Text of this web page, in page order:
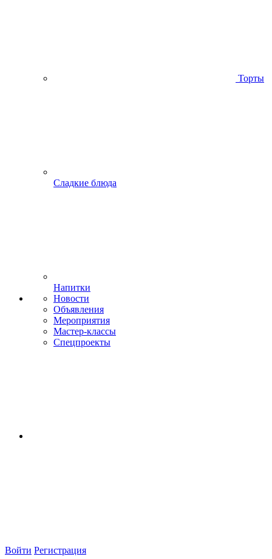
Торты
Сладкие блюда
Напитки
Новости
Объявления
Мероприятия
Мастер-классы
Спецпроекты
Войти Регистрация